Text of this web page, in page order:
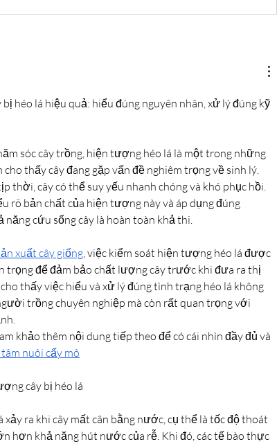
bị héo lá hiệu quả: hiểu đúng nguyên nhân, xử lý đúng kỹ
sóc cây trồng, hiện tượng héo lá là một trong những
thấy cây đang gặp vấn đề nghiêm trọng về sinh lý.
thời, cây có thể suy yếu nhanh chóng và khó phục hồi.
rõ bản chất của hiện tượng này và áp dụng đúng
năng cứu sống cây là hoàn toàn khả thi.
xuất cây giống, việc kiểm soát hiện tượng héo lá được
trọng để đảm bảo chất lượng cây trước khi đưa ra thị
thấy việc hiểu và xử lý đúng tình trạng héo lá không
trồng chuyên nghiệp mà còn rất quan trọng với
khảo thêm nội dung tiếp theo để có cái nhìn đầy đủ và
nuôi cấy mô
cây bị héo lá
ra khi cây mất cân bằng nước, cụ thể là tốc độ thoát
hơn khả năng hút nước của rễ. Khi đó, các tế bào thực